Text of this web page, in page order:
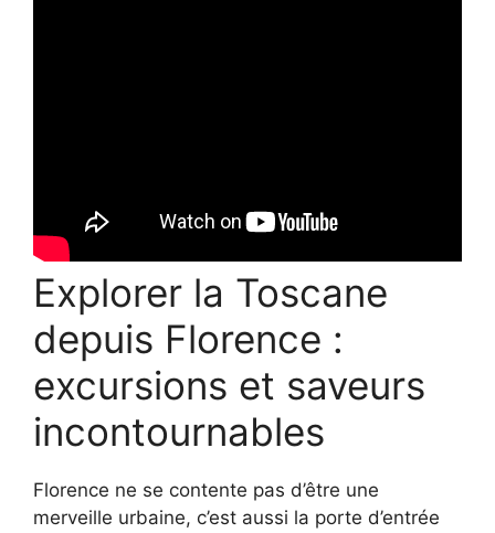
Explorer la Toscane
depuis Florence :
excursions et saveurs
incontournables
Florence ne se contente pas d’être une
merveille urbaine, c’est aussi la porte d’entrée